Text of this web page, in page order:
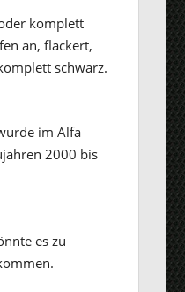
komplett
an, flackert,
schwarz.
im Alfa
2000 bis
es zu